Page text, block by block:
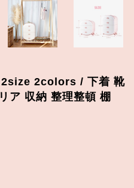
2colors / 下着 靴
ア 収納 整理整頓 棚